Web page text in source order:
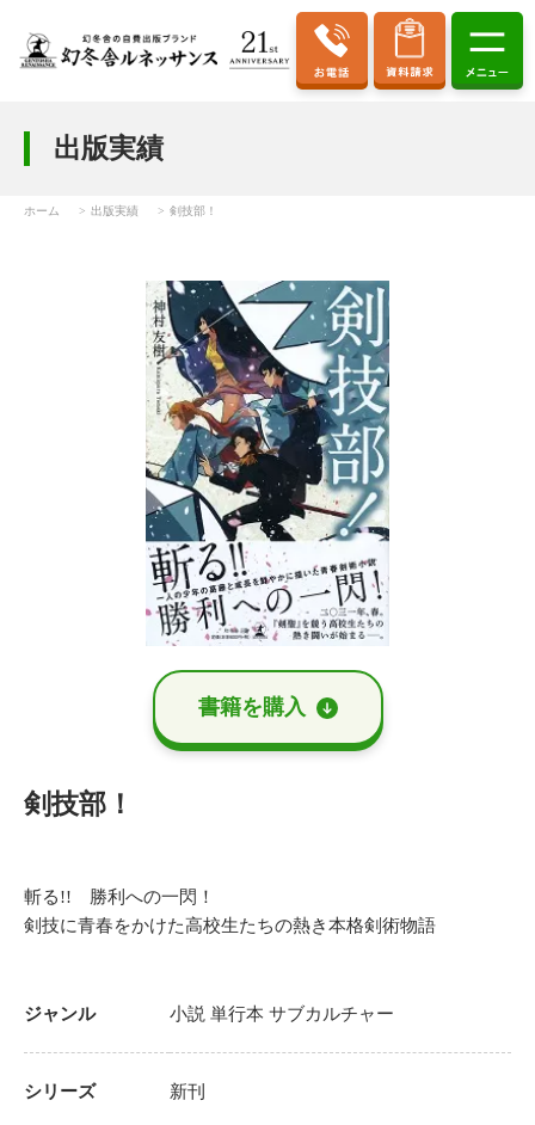
出版実績
ホーム 出版実績 剣技部！
書籍を購⼊
剣技部！
斬る!! 勝利への一閃！
剣技に青春をかけた高校生たちの熱き本格剣術物語
ジャンル 小説 単行本 サブカルチャー
シリーズ 新刊